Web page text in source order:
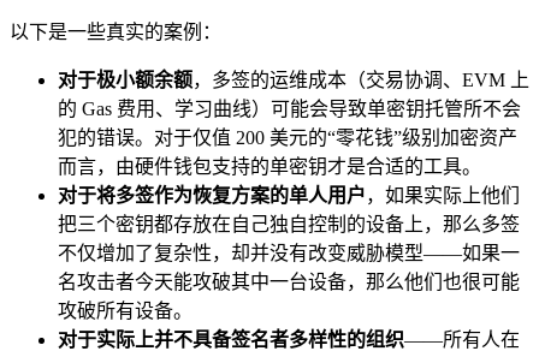
以下是一些真实的案例：
对于极小额余额，多签的运维成本（交易协调、EVM 上
的 Gas 费用、学习曲线）可能会导致单密钥托管所不会
犯的错误。对于仅值 200 美元的“零花钱”级别加密资产
而言，由硬件钱包支持的单密钥才是合适的工具。
对于将多签作为恢复方案的单人用户，如果实际上他们
把三个密钥都存放在自己独自控制的设备上，那么多签
不仅增加了复杂性，却并没有改变威胁模型——如果一
名攻击者今天能攻破其中一台设备，那么他们也很可能
攻破所有设备。
对于实际上并不具备签名者多样性的组织——所有人在